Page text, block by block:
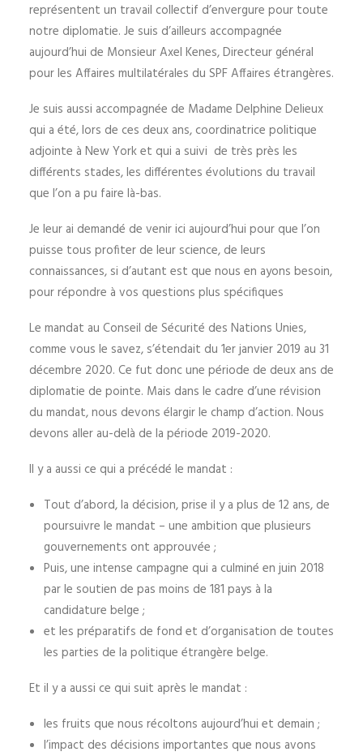
représentent un travail collectif d’envergure pour toute
notre diplomatie. Je suis d’ailleurs accompagnée
aujourd’hui de Monsieur Axel Kenes, Directeur général
pour les Affaires multilatérales du SPF Affaires étrangères.
Je suis aussi accompagnée de Madame Delphine Delieux
qui a été, lors de ces deux ans, coordinatrice politique
adjointe à New York et qui a suivi de très près les
différents stades, les différentes évolutions du travail
que l’on a pu faire là-bas.
Je leur ai demandé de venir ici aujourd’hui pour que l’on
puisse tous profiter de leur science, de leurs
connaissances, si d’autant est que nous en ayons besoin,
pour répondre à vos questions plus spécifiques
Le mandat au Conseil de Sécurité des Nations Unies,
comme vous le savez, s’étendait du 1er janvier 2019 au 31
décembre 2020. Ce fut donc une période de deux ans de
diplomatie de pointe. Mais dans le cadre d’une révision
du mandat, nous devons élargir le champ d’action. Nous
devons aller au-delà de la période 2019-2020.
Il y a aussi ce qui a précédé le mandat :
Tout d’abord, la décision, prise il y a plus de 12 ans, de
poursuivre le mandat – une ambition que plusieurs
gouvernements ont approuvée ;
Puis, une intense campagne qui a culminé en juin 2018
par le soutien de pas moins de 181 pays à la
candidature belge ;
et les préparatifs de fond et d’organisation de toutes
les parties de la politique étrangère belge.
Et il y a aussi ce qui suit après le mandat :
les fruits que nous récoltons aujourd’hui et demain ;
l’impact des décisions importantes que nous avons